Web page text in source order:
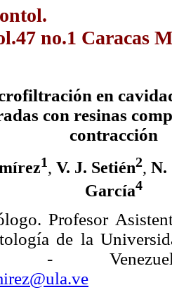
no.1 Caracas
en
con resinas
contracción
1, V. J. Setién2, N.
García4
Profesor
de la
-